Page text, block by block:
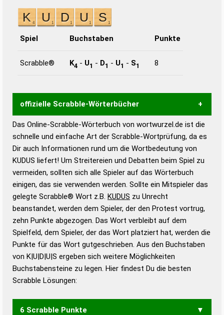
Spiel Buchstaben Punkte
Scrabble® K4 - U1 - D1 - U1 - S1 8
offizielle Scrabble-Wörterbücher
Wortwurzel liefert mit Hilfe eines semantischen
Wortanalyse-Algorithmus gute Anhaltspunkte zu
Wortbedeutung, Worttrennung und Wortform, um die
Gültigkeit eines Wortes für das Scrabble-Spiel zu
bestimmen!
zugelassene Turnier Scrabble-
Wörterbücher sind:
Duden – Standardwerk in 12 Bänden
Duden – Richtiges und gutes
Deutsch
Duden – Die deutsche Grammatik
Duden – Deutsches
Das Online-Scrabble-Wörterbuch von wortwurzel.de ist die
schnelle und einfache Art der Scrabble-Wortprüfung, da es
Dir auch Informationen rund um die Wortbedeutung von
KUDUS liefert! Um Streitereien und Debatten beim Spiel zu
vermeiden, sollten sich alle Spieler auf das Wörterbuch
einigen, das sie verwenden werden. Sollte ein Mitspieler das
gelegte Scrabble® Wort z.B. KUDUS zu Unrecht
beanstandet, werden dem Spieler, der den Protest vortrug,
zehn Punkte abgezogen. Das Wort verbleibt auf dem
Spielfeld, dem Spieler, der das Wort platziert hat, werden die
Punkte für das Wort gutgeschrieben. Aus den Buchstaben
von K|U|D|U|S ergeben sich weitere Möglichkeiten
Buchstabensteine zu legen. Hier findest Du die besten
Scrabble Lösungen:
6 Scrabble Punkte